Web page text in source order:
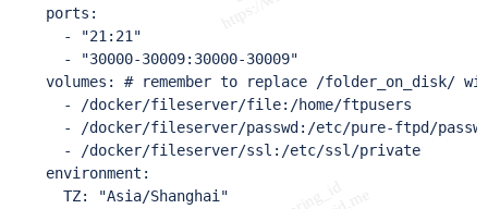
    ports:
      - "21:21"
      - "30000-30009:30000-30009"
volumes: # remember to replace /folder_on_disk/
      - /docker/fileserver/file:/home/ftpusers
- /docker/fileserver/passwd:/etc/pure-ftpd/
      - /docker/fileserver/ssl:/etc/ssl/private
    environment:
      TZ: "Asia/Shanghai"